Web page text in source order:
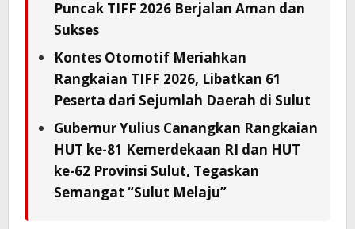
Puncak TIFF 2026 Berjalan Aman dan
Sukses
Kontes Otomotif Meriahkan
Rangkaian TIFF 2026, Libatkan 61
Peserta dari Sejumlah Daerah di Sulut
Gubernur Yulius Canangkan Rangkaian
HUT ke-81 Kemerdekaan RI dan HUT
ke-62 Provinsi Sulut, Tegaskan
Semangat “Sulut Melaju”